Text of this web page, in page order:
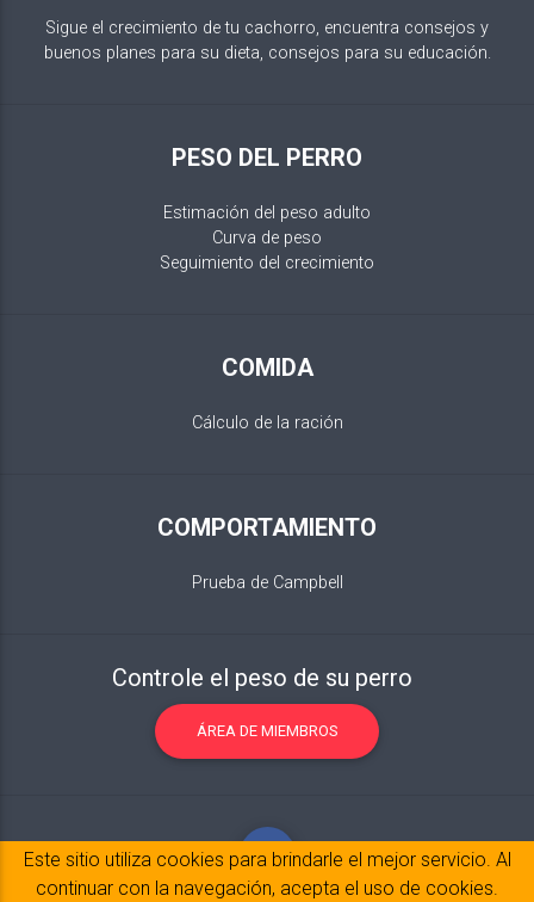
Sigue el crecimiento de tu cachorro, encuentra consejos y
buenos planes para su dieta, consejos para su educación.
PESO DEL PERRO
Estimación del peso adulto
Curva de peso
Seguimiento del crecimiento
COMIDA
Cálculo de la ración
COMPORTAMIENTO
Prueba de Campbell
Controle el peso de su perro
ÁREA DE MIEMBROS
Este sitio utiliza cookies para brindarle el mejor servicio. Al
continuar con la navegación, acepta el uso de cookies.